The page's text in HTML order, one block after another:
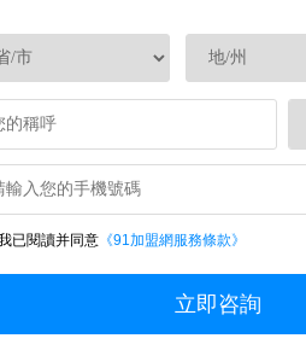
已閱讀并同意 《91加盟網服務條款》
立即咨詢